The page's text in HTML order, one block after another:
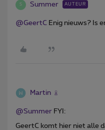
S Summer AUTEUR
@GeertC Enig nieuws? Is
Martin
@Summer FYI:
GeertC komt hier niet alle